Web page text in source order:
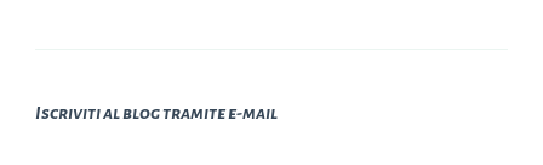
Iscriviti al blog tramite e-mail